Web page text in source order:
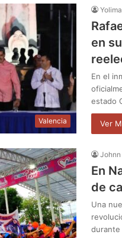
Valencia
en
En el
estado
Ver
Johnn
En
de
Una
durante